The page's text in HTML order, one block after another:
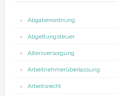
Abgabenordnung
Abgeltungsteuer
Altersversorgung
Arbeitnehmerüberlassung
Arbeitsrecht